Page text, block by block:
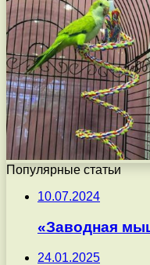
Популярные статьи
10.07.2024
«Заводная
24.01.2025